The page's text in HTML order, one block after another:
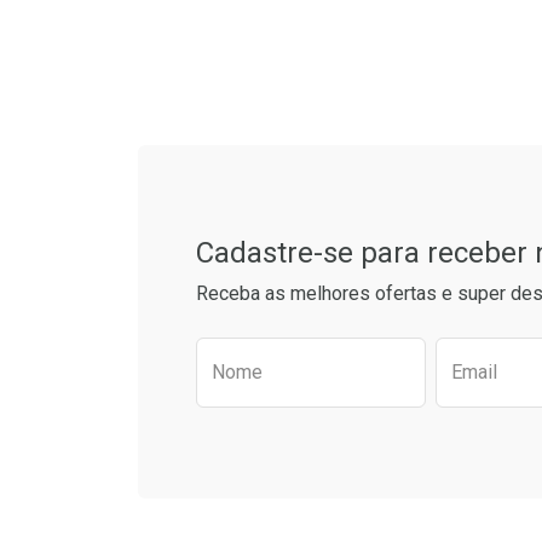
Cadastre-se para receber
Receba as melhores ofertas e super
Preencha o formulário
Nome Email